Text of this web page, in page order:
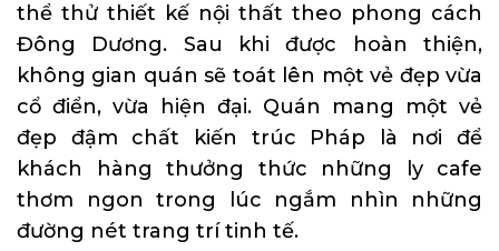
thể thử thiết kế nội thất theo phong cách
Đông Dương. Sau khi được hoàn thiện,
không gian quán sẽ toát lên một vẻ đẹp vừa
cổ điển, vừa hiện đại. Quán mang một vẻ
đẹp đậm chất kiến trúc Pháp là nơi để
khách hàng thưởng thức những ly cafe
thơm ngon trong lúc ngắm nhìn những
đường nét trang trí tinh tế.